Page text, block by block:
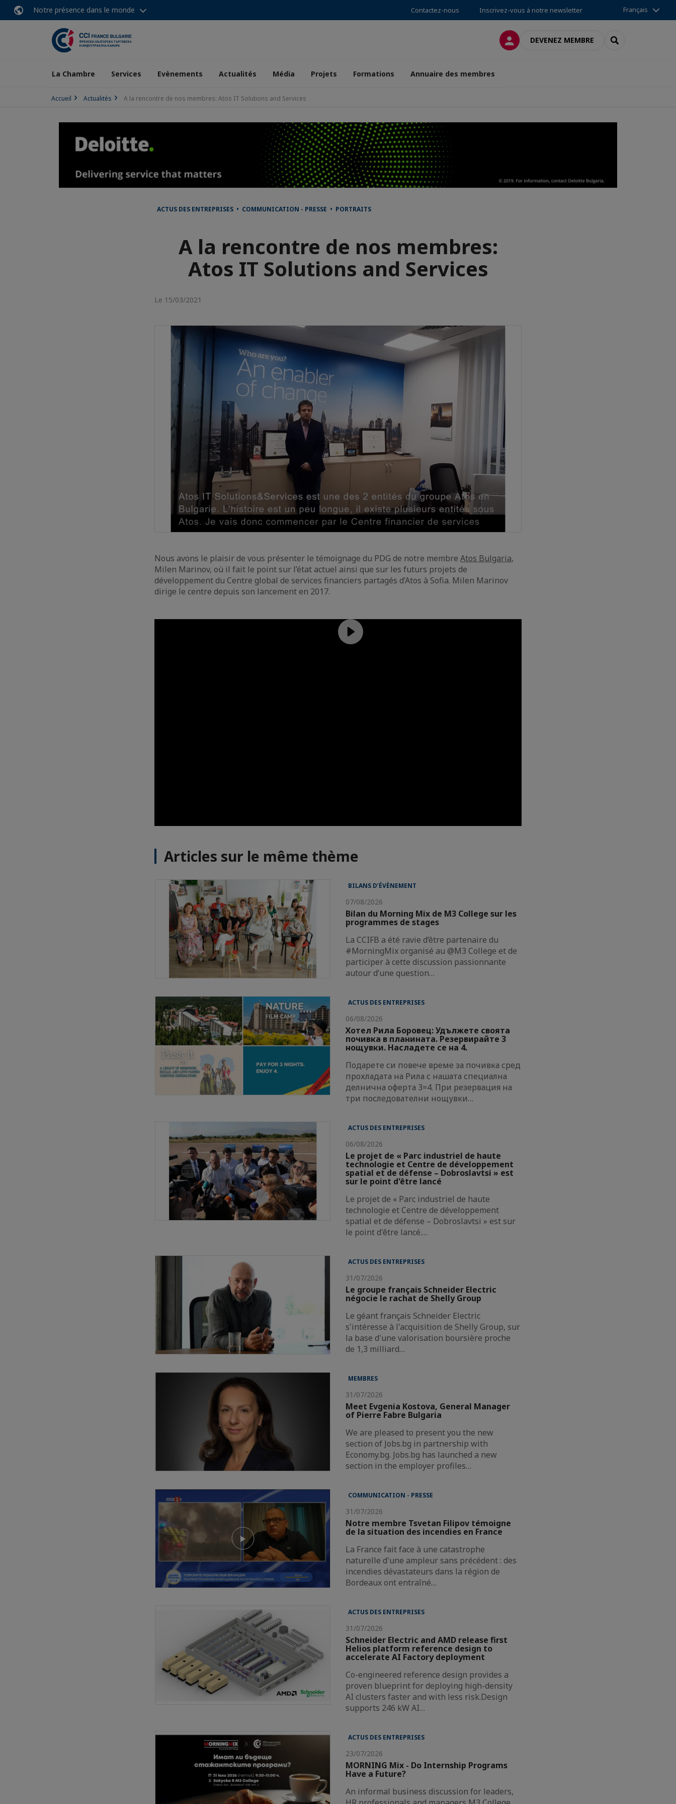
Notre présence dans le monde Contactez-nous Inscrivez-vous à notre newsletter Français
CONNEXIONDEVENEZ MEMBRE RECHERCHER
La Chambre Services Evènements Actualités Média Projets Formations Annuaire des membres
Accueil Actualités A la rencontre de nos membres: Atos IT Solutions and Services
ACTUS DES ENTREPRISES • COMMUNICATION - PRESSE • PORTRAITS
A la rencontre de nos membres:
Atos IT Solutions and Services
Le 15/03/2021
Nous avons le plaisir de vous présenter le témoignage du PDG de notre membre Atos Bulgaria,
Milen Marinov, où il fait le point sur l’état actuel ainsi que sur les futurs projets de
développement du Centre global de services financiers partagés d’Atos à Sofia. Milen Marinov
dirige le centre depuis son lancement en 2017.
Articles sur le même thème
BILANS D’ÉVÈNEMENT
07/08/2026
Bilan du Morning Mix de M3 College sur les
programmes de stages
La CCIFB a été ravie d’être partenaire du
#MorningMix organisé au @M3 College et de
participer à cette discussion passionnante
autour d’une question…
ACTUS DES ENTREPRISES
06/08/2026
Хотел Рила Боровец: Удължете своята
почивка в планината. Резервирайте 3
нощувки. Насладете се на 4.
Подарете си повече време за почивка сред
прохладата на Рила с нашата специална
делнична оферта 3=4. При резервация на
три последователни нощувки…
ACTUS DES ENTREPRISES
06/08/2026
Le projet de « Parc industriel de haute
technologie et Centre de développement
spatial et de défense – Dobroslavtsi » est
sur le point d'être lancé
Le projet de « Parc industriel de haute
technologie et Centre de développement
spatial et de défense – Dobroslavtsi » est sur
le point d'être lancé.…
ACTUS DES ENTREPRISES
31/07/2026
Le groupe français Schneider Electric
négocie le rachat de Shelly Group
Le géant français Schneider Electric
s'intéresse à l'acquisition de Shelly Group, sur
la base d'une valorisation boursière proche
de 1,3 milliard…
MEMBRES
31/07/2026
Meet Evgenia Kostova, General Manager
of Pierre Fabre Bulgaria
We are pleased to present you the new
section of Jobs.bg in partnership with
Economy.bg. Jobs.bg has launched a new
section in the employer profiles…
COMMUNICATION - PRESSE
31/07/2026
Notre membre Tsvetan Filipov témoigne
de la situation des incendies en France
La France fait face à une catastrophe
naturelle d'une ampleur sans précédent : des
incendies dévastateurs dans la région de
Bordeaux ont entraîné…
ACTUS DES ENTREPRISES
31/07/2026
Schneider Electric and AMD release first
Helios platform reference design to
accelerate AI Factory deployment
Co-engineered reference design provides a
proven blueprint for deploying high-density
AI clusters faster and with less risk.Design
supports 246 kW AI…
ACTUS DES ENTREPRISES
23/07/2026
MORNING Mix - Do Internship Programs
Have a Future?
An informal business discussion for leaders,